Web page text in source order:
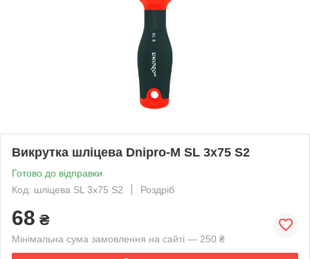
Викрутка шліцева Dnipro-M SL 3х75 S2
Готово до відправки
Код: шліцева SL 3х75 S2
Роздріб
68 ₴
Мінімальна сума замовлення на сайті — 250 ₴